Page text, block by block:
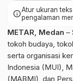
infoAtur ukuran
pengalaman
METAR, Medan –
tokoh budaya,
serta organisasi
Indonesia (MUI),
(MABMI), dan